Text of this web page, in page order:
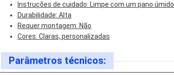
Instruções de cuidado: Limpe com um pano úmido
Durabilidade: Alta
Requer montagem: Não
Cores: Claras, personalizadas
Parâmetros técnicos: